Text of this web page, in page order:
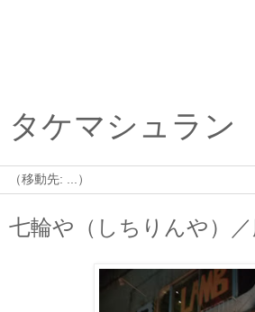
タケマシュラン
七輪や（しちりんや）